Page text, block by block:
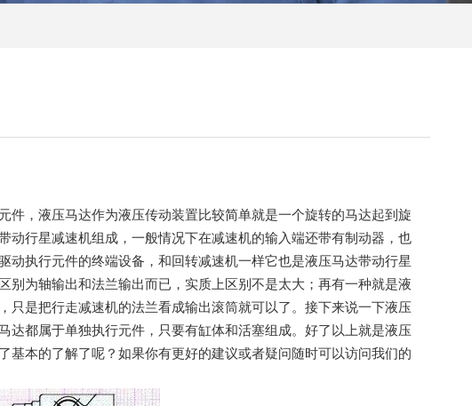
，液压马达作为液压传动装置比较简单就是一个旋转的马达起到旋
行星减速机组成，一般情况下在减速机的输入端还带有制动器，也
执行元件的终端设备，和回转减速机一样它也是液压马达带动行星
为轴输出和法兰输出而已，实质上区别不是太大；再有一种就是液
是把行走减速机的法兰看成输出滚筒就可以了。接下来说一下液压
都属于单独执行元件，只要有缸体和活塞组成。好了以上就是液压
本的了解了呢？如果你有更好的建议或者疑问随时可以访问我们的